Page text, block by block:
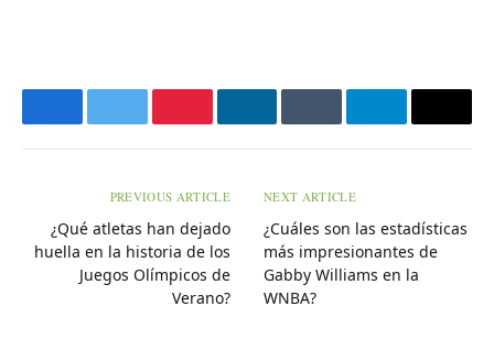
FacebookTwitter PinterestLinkedInTumblr TelegramEmail
PREVIOUS ARTICLE
¿Qué atletas han dejado
huella en la historia de los
Juegos Olímpicos de
Verano?
NEXT ARTICLE
¿Cuáles son las estadísticas
más impresionantes de
Gabby Williams en la
WNBA?